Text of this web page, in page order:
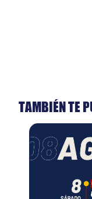
TAMBIÉN TE